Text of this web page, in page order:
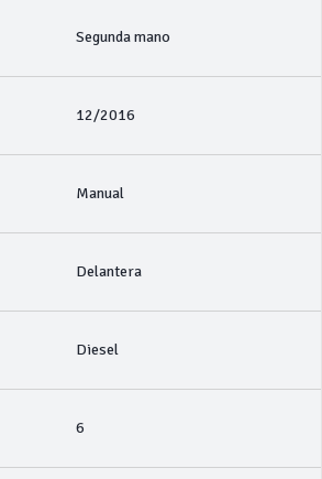
Segunda mano
12/2016
Manual
Delantera
Diesel
6